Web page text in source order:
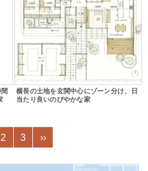
横長の土地を玄関中心にゾーン分け、日
当たり良いのびやかな家
2 3 ››